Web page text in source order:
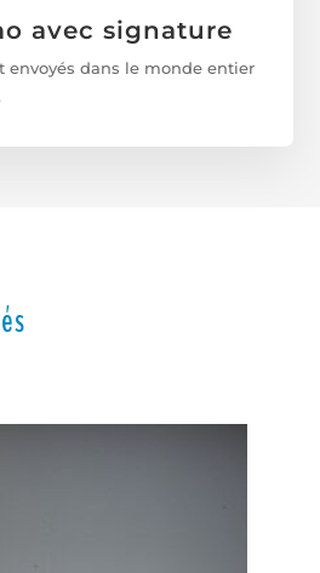
avec signature
envoyés dans le monde entier